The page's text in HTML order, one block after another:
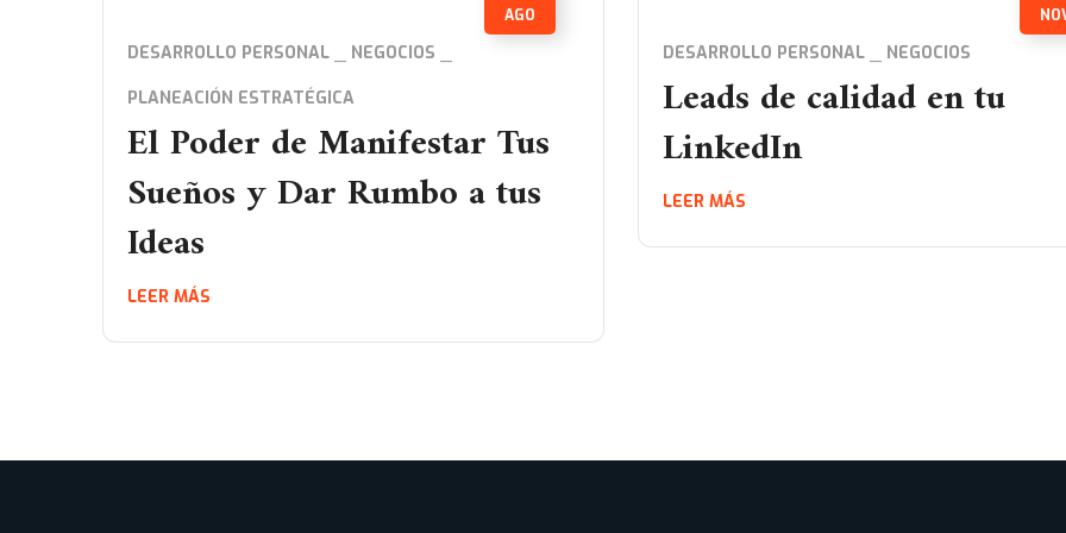
AGO
DESARROLLO PERSONAL
NEGOCIOS
PLANEACIÓN ESTRATÉGICA
El Poder de Manifestar Tus
Sueños y Dar Rumbo a tus
Ideas
LEER MÁS
DESARROLLO PERSONAL NEGOCIOS
Leads de calidad en tu
LinkedIn
LEER MÁS